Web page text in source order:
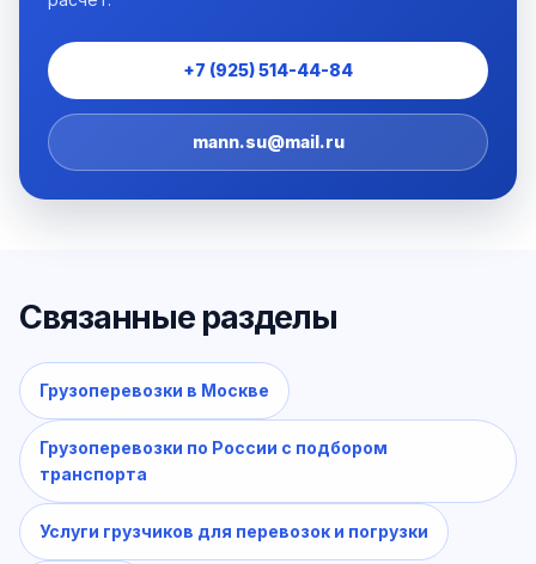
+7 (925) 514-44-84
mann.su@mail.ru
Связанные разделы
Грузоперевозки в Москве
Грузоперевозки по России с подбором
транспорта
Услуги грузчиков для перевозок и погрузки